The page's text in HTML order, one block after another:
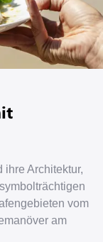
ihre Architektur,
vom
am